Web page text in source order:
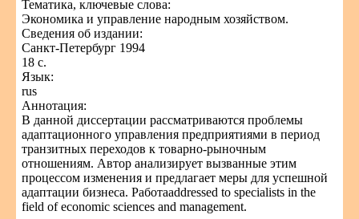
Тематика, ключевые слова:
Экономика и управление народным хозяйством.
Сведения об издании:
Санкт-Петербург 1994
18 с.
Язык:
rus
Аннотация:
В данной диссертации рассматриваются проблемы
адаптационного управления предприятиями в период
транзитных переходов к товарно-рыночным
отношениям. Автор анализирует вызванные этим
процессом изменения и предлагает меры для успешной
адаптации бизнеса. Работаaddressed to specialists in the
field of economic sciences and management.